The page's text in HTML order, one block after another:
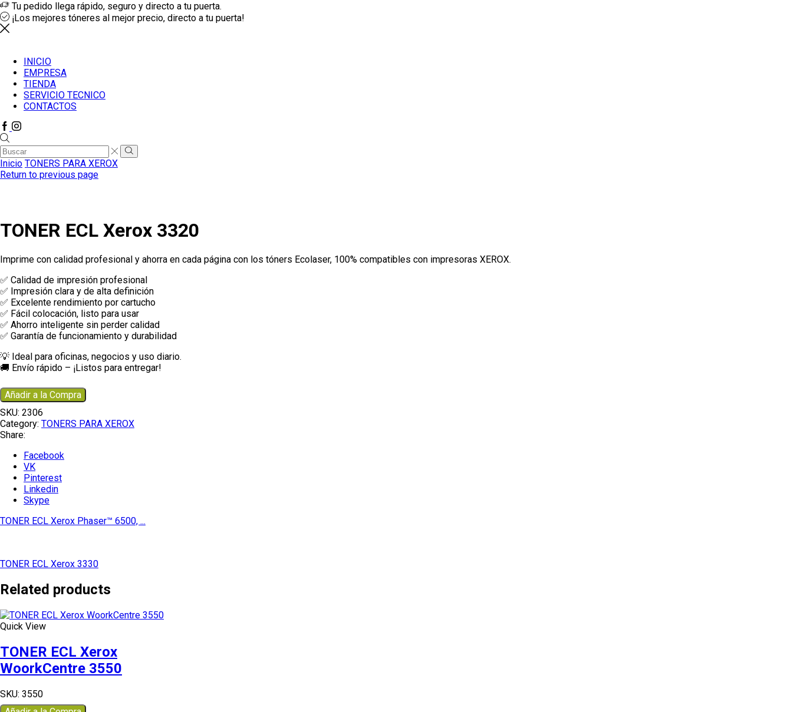
Tu pedido llega rápido, seguro y directo a tu puerta.
¡Los mejores tóneres al mejor precio, directo a tu puerta!
INICIO
EMPRESA
TIENDA
SERVICIO TECNICO
CONTACTOS
Facebook
Instagram
Search
input
Search
Inicio TONERS PARA XEROX
Return to previous page
TONER ECL Xerox 3320
Imprime con calidad profesional y ahorra en cada página con los tóners Ecolaser, 100% compatibles con impresoras XEROX.
✅ Calidad de impresión profesional
✅ Impresión clara y de alta definición
✅ Excelente rendimiento por cartucho
✅ Fácil colocación, listo para usar
✅ Ahorro inteligente sin perder calidad
✅ Garantía de funcionamiento y durabilidad
💡 Ideal para oficinas, negocios y uso diario.
🚚 Envío rápido – ¡Listos para entregar!
Añadir a la Compra
SKU: 2306
Category: TONERS PARA XEROX
Share:
Facebook
VK
Pinterest
Linkedin
Skype
TONER ECL Xerox Phaser™ 6500, ...
TONER ECL Xerox 3330
Related products
Quick View
TONER ECL Xerox
WoorkCentre 3550
SKU: 3550